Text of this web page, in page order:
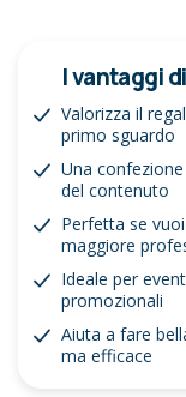
I vantaggi
Valorizza il
primo sguardo
Una
del contenuto
Perfetta se
maggiore
Ideale per
promozionali
Aiuta a fare
ma efficace